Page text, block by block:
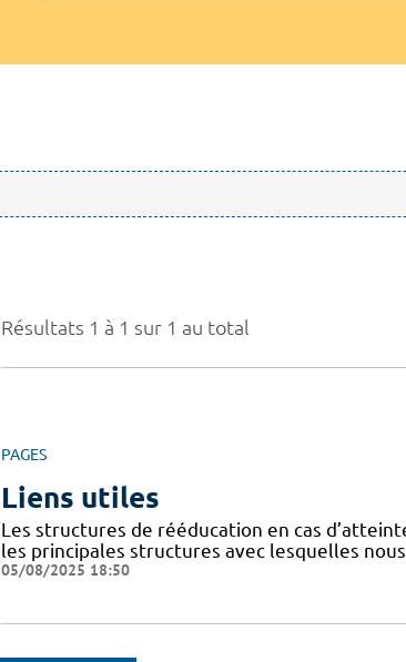
Résultats 1 à 1 sur 1 au total
PAGES
Liens utiles
Les structures de rééducation en cas
les principales structures avec lesquelles
05/08/2025 18:50